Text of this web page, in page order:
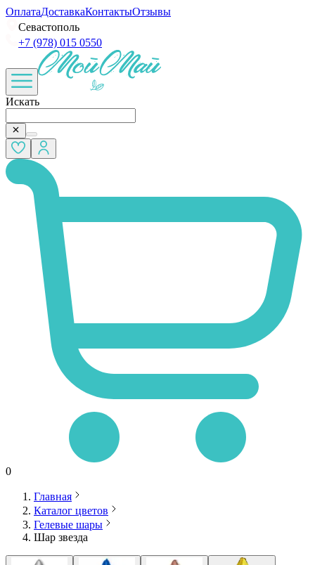
ОплатаДоставкаКонтактыОтзывы
Севастополь
+7 (978) 015 0550
Искать
0
Главная
Каталог цветов
Гелевые шары
Шар звезда